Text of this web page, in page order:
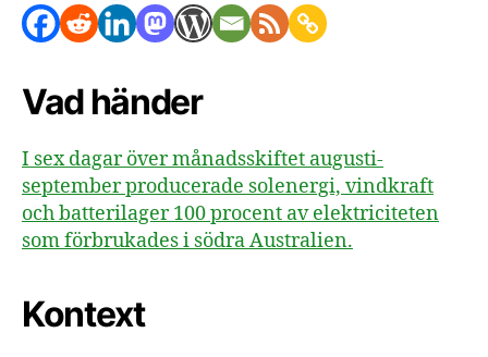
Vad händer
I sex dagar över månadsskiftet augusti-
september producerade solenergi, vindkraft
och batterilager 100 procent av elektriciteten
som förbrukades i södra Australien.
Kontext